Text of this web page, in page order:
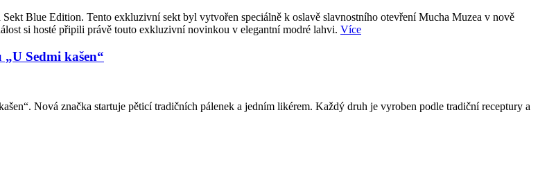
Blue Edition. Tento exkluzivní sekt byl vytvořen speciálně k oslavě slavnostního otevření Mucha Muzea v nově
si hosté připili právě touto exkluzivní novinkou v elegantní modré lahvi. Více
Sedmi kašen“
Nová značka startuje pěticí tradičních pálenek a jedním likérem. Každý druh je vyroben podle tradiční receptury a